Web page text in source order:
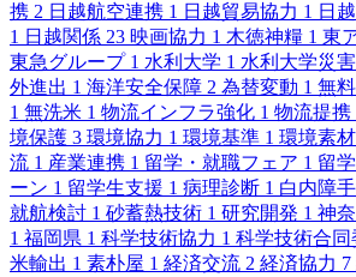
携 2 日越航空連携 1 日越貿易協力 1 日
1 日越関係 23 映画協力 1 木徳神糧 1 東
東急グループ 1 水利大学 1 水利大学災
外進出 1 海洋安全保障 2 為替変動 1 無
1 無洗米 1 物流インフラ強化 1 物流提携
境保護 3 環境協力 1 環境基準 1 環境素材
流 1 産業連携 1 留学・就職フェア 1 留
ーン 1 留学生支援 1 病理診断 1 白内障
就航検討 1 砂蓄熱技術 1 研究開発 1 神
1 福岡県 1 科学技術協力 1 科学技術合同
米輸出 1 素朴屋 1 経済交流 2 経済協力 7